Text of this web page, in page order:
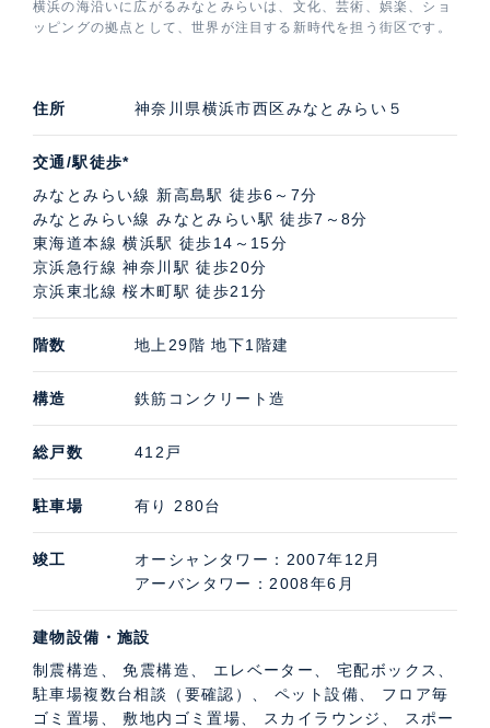
27階から海を望むスカイラウンジ、健康維持のためのフ
ィットネスルームなどをはじめ、ゲストルームやトラン
クルームなど、利便性の高い共用施設をご用意しまし
た。ベイブリッジ方向、インターコンチネンタル方向、
二層吹き抜けの広大なエントランスホールには、コンシ
ェルジュが対応するフロントデスクを設けました。各種
横浜の海沿いに広がるみなとみらいは、文化、芸術、娯楽、ショ
ッピングの拠点として、世界が注目する新時代を担う街区です。
住所 神奈川県横浜市西区みなとみらい５
交通/駅徒歩*
みなとみらい線 新高島駅 徒歩6～7分
みなとみらい線 みなとみらい駅 徒歩7～8分
東海道本線 横浜駅 徒歩14～15分
京浜急行線 神奈川駅 徒歩20分
京浜東北線 桜木町駅 徒歩21分
階数 地上29階 地下1階建
構造 鉄筋コンクリート造
総戸数 412戸
駐車場 有り 280台
竣工
オーシャンタワー：2007年12月
アーバンタワー：2008年6月
建物設備・施設
制震構造、 免震構造、 エレベーター、 宅配ボックス、
駐車場複数台相談（要確認）、 ペット設備、 フロア毎
ゴミ置場、 敷地内ゴミ置場、 スカイラウンジ、 スポー